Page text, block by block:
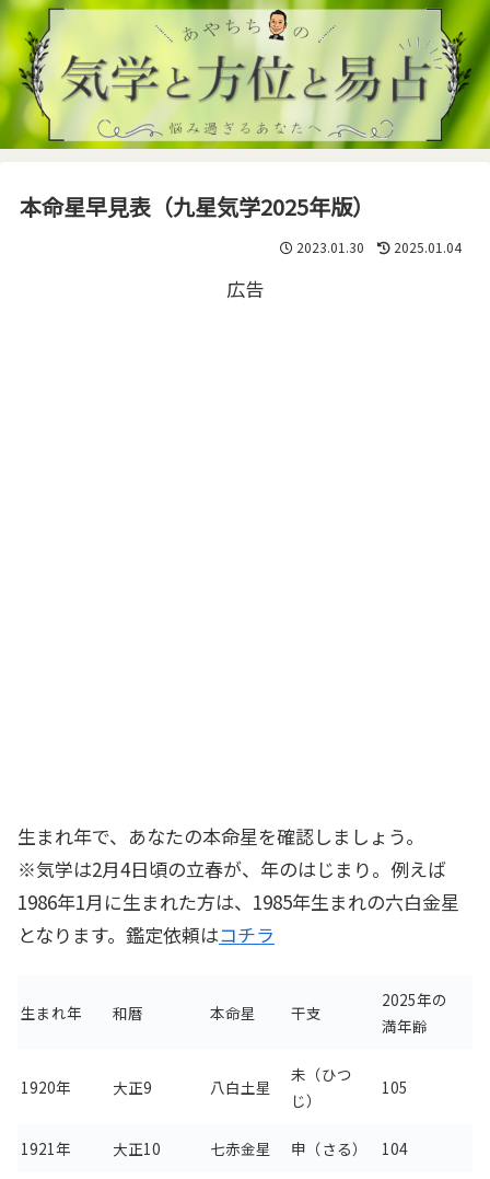
本命星早見表（九星気学2025年版）
2023.01.30 2025.01.04
広告
生まれ年で、あなたの本命星を確認しましょう。
※気学は2月4日頃の立春が、年のはじまり。例えば
1986年1月に生まれた方は、1985年生まれの六白金星
となります。鑑定依頼はコチラ
生まれ年 和暦 本命星 干支
2025年の
満年齢
1920年 大正9 八白土星
未（ひつ
じ）
105
1921年 大正10 七赤金星 申（さる） 104